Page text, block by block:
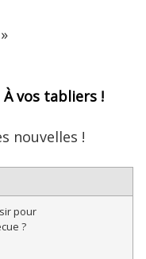
À vos tabliers !
nouvelles !